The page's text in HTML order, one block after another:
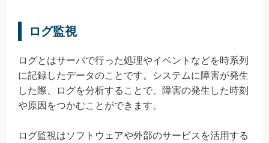
ログ監視
ログとはサーバで行った処理やイベントなどを時系列
に記録したデータのことです。システムに障害が発生
した際、ログを分析することで、障害の発生した時刻
や原因をつかむことができます。
ログ監視はソフトウェアや外部のサービスを活用する